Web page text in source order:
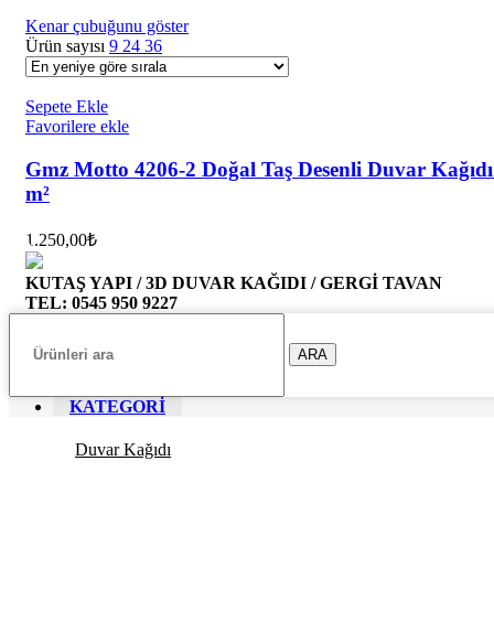
Kenar çubuğunu göster
Ürün sayısı 9 24 36
Sepete Ekle
Favorilere ekle
Gmz Motto 4206-2 Doğal Taş Desenli Duvar
m²
1.250,00₺
KUTAŞ YAPI / 3D DUVAR KAĞIDI / GERGİ TAVAN
TEL: 0545 950 9227
ARA
KATEGORİ
Duvar Kağıdı